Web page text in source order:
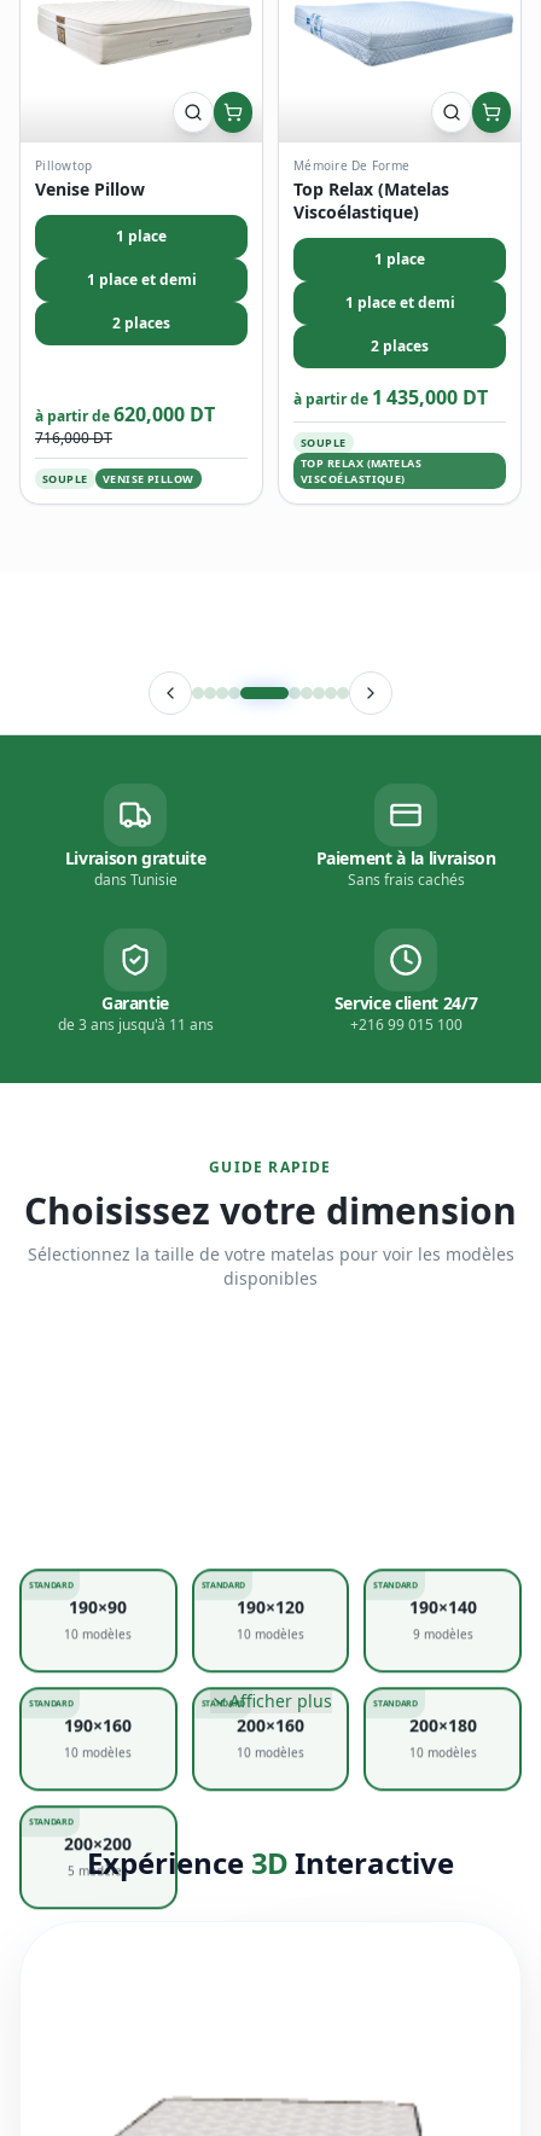
Pillowtop
Venise Pillow
1 place
1 place et demi
2 places
à partir de620,000 DT
716,000 DT
SOUPLE VENISE PILLOW
Mémoire De Forme
Top Relax (Matelas
Viscoélastique)
1 place
1 place et demi
2 places
à partir de 1 435,000 DT
SOUPLE
TOP RELAX (MATELAS
VISCOÉLASTIQUE)
Venise Pillow Médico Pillow
Garantie
de 3 ans jusqu'à 11 ans
Service client 24/7
+216 99 015 100
STANDARD
190×90
10 modèles
STANDARD
190×120
10modèles
STANDARD
190×140
9modèles
STANDARD
190×160
10 modèles
STANDARD
200×160
10modèles
STANDARD
200×180
10modèles
STANDARD
200×200
5 modèles
Expérience3DInteractive